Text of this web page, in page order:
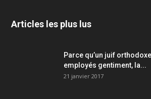
Articles les plus lus
Parce qu’un juif
employés gentiment, la...
21 janvier 2017